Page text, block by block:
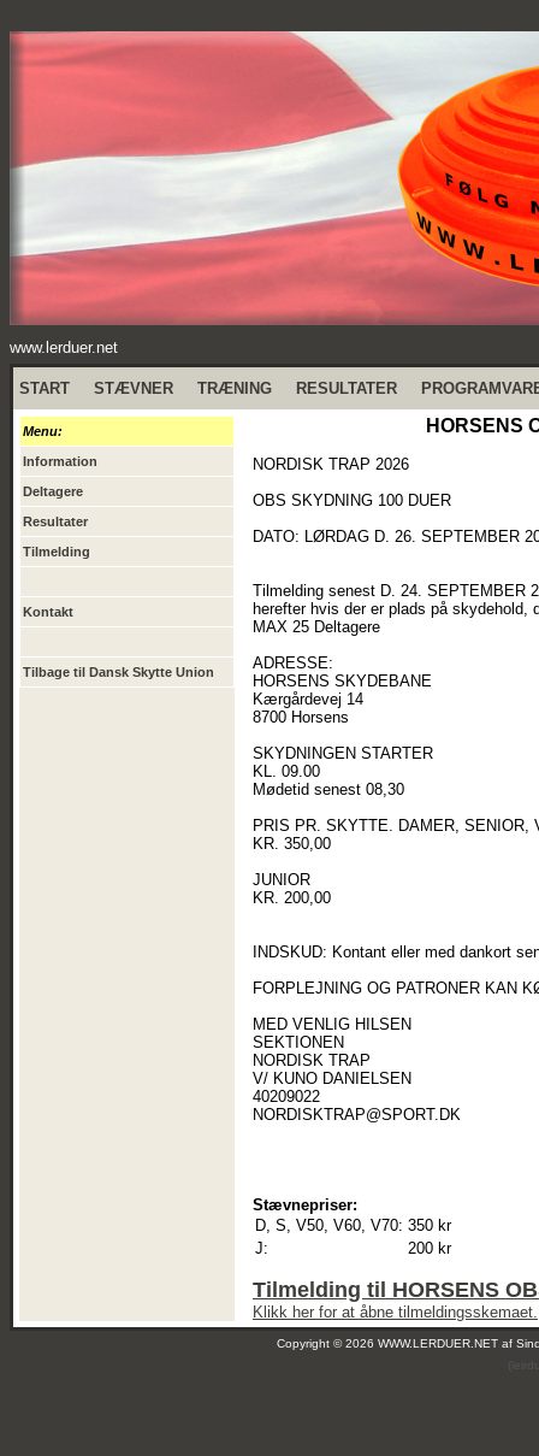
www.lerduer.net
START STÆVNER TRÆNING RESULTATER
Menu:
Information
Deltagere
Resultater
Tilmelding
Kontakt
Tilbage til Dansk Skytte Union
HORSENS
NORDISK TRAP 2026
OBS SKYDNING 100 DUER
DATO: LØRDAG D. 26. SEPTEMBER
Tilmelding senest D. 24. SEPTEMBER
herefter hvis der er plads på
MAX 25 Deltagere
ADRESSE:
HORSENS SKYDEBANE
Kærgårdevej 14
8700 Horsens
SKYDNINGEN STARTER
KL. 09.00
Mødetid senest 08,30
PRIS PR. SKYTTE. DAMER, SENIOR,
KR. 350,00
JUNIOR
KR. 200,00
INDSKUD: Kontant eller med dankort
FORPLEJNING OG PATRONER KAN
MED VENLIG HILSEN
SEKTIONEN
NORDISK TRAP
V/ KUNO DANIELSEN
40209022
NORDISKTRAP@SPORT.DK
Stævnepriser:
D, S, V50, V60, V70: 350 kr
J:
200 kr
Tilmelding til HORSENS
Klikk her for at åbne tilmeldingsskemaet.
Copyright © 2026 WWW.LERDUER.NET af